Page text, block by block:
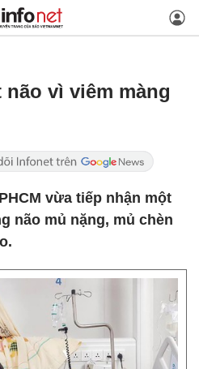
vì viêm màng
vừa tiếp nhận một
não mủ nặng, mủ chèn